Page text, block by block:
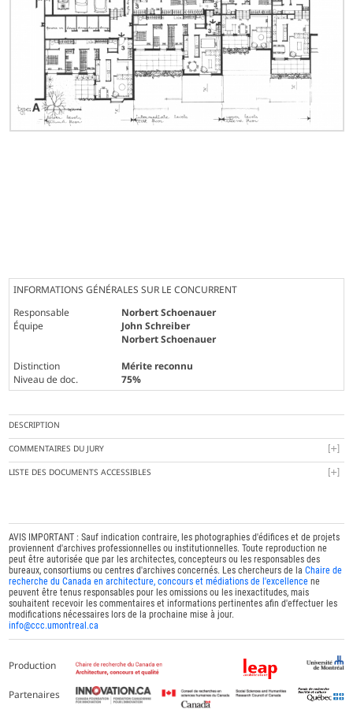
INFORMATIONS GÉNÉRALES SUR LE CONCURRENT
Responsable
Norbert Schoenauer
Équipe
John Schreiber
Norbert Schoenauer
Distinction
Mérite reconnu
Niveau de doc.
75%
DESCRIPTION
COMMENTAIRES DU JURY
LISTE DES DOCUMENTS ACCESSIBLES
AVIS IMPORTANT : Sauf indication contraire, les photographies d'édifices et de projets
proviennent d'archives professionnelles ou institutionnelles. Toute reproduction ne
peut être autorisée que par les architectes, concepteurs ou les responsables des
bureaux, consortiums ou centres d'archives concernés. Les chercheurs de laChaire de
recherche du Canada en architecture, concours et médiations de l'excellence ne
peuvent être tenus responsables pour les omissions ou les inexactitudes, mais
souhaitent recevoir les commentaires et informations pertinentes afin d'effectuer les
modifications nécessaires lors de la prochaine mise à jour.
info@ccc.umontreal.ca
Production
Partenaires